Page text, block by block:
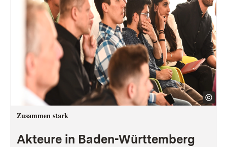
Zusammen stark
Akteure in Baden-Württemberg